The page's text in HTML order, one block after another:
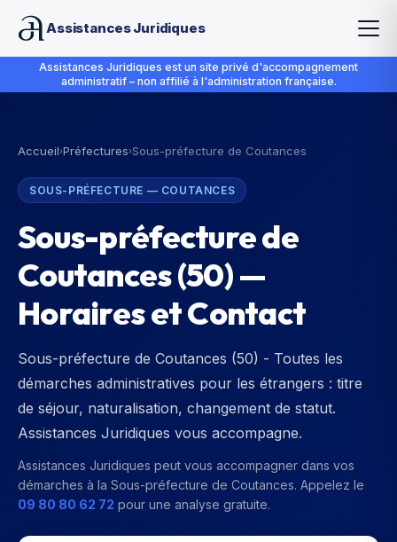
Assistances Juridiques
Assistances Juridiques est un site privé d'accompagnement
administratif – non affilié à l'administration française.
Accueil›Préfectures›Sous-préfecture de Coutances
SOUS-PRÉFECTURE — COUTANCES
Sous-préfecture de
Coutances(50) —
Horaires et Contact
Sous-préfecture de Coutances (50) - Toutes les
démarches administratives pour les étrangers : titre
de séjour, naturalisation, changement de statut.
Assistances Juridiques vous accompagne.
Assistances Juridiques peut vous accompagner dans vos
démarches à la Sous-préfecture de Coutances. Appelez le
09 80 80 62 72 pour une analyse gratuite.